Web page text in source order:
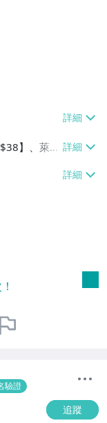
】、萊爾
配/貨運
驗證
追蹤